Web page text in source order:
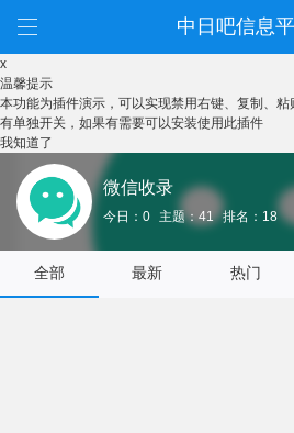
中日吧信息
x
温馨提示
本功能为插件演示，可以实现禁用右键、复制、
有单独开关，如果有需要可以安装使用此插件
我知道了
微信收录
今日：0 主题：41 排名：18
全部 最新 热门